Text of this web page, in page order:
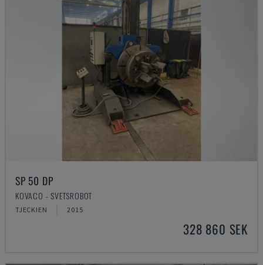
SP 50 DP
KOVACO - SVETSROBOT
TJECKIEN 2015
328 860 SEK